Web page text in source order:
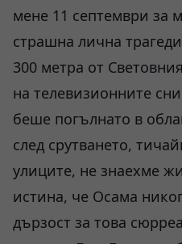
мене 11 септември за
страшна лична
300 метра от
на телевизионните
беше погълнато в
след срутването,
улиците, не знаехме
истина, че Осама
дързост за това